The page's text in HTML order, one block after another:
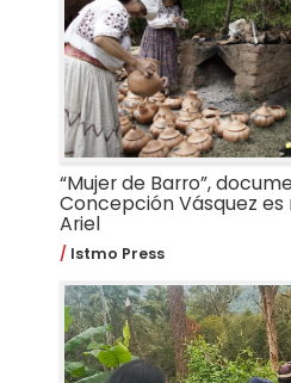
“Mujer de Barro”,
Concepción Vásquez
Ariel
Istmo Press